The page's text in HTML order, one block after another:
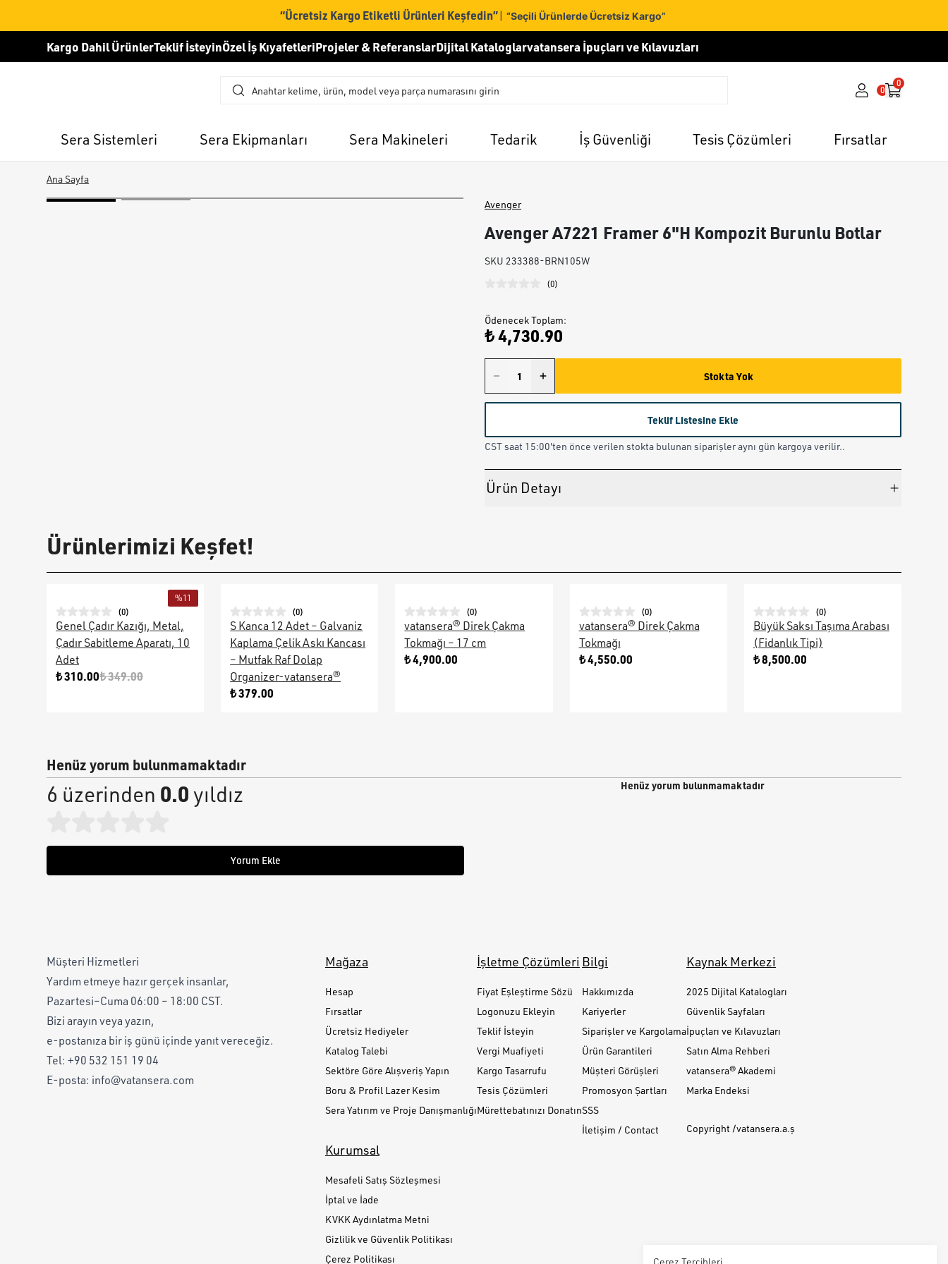
Çerez Tercihleri
“Ücretsiz Kargo Etiketli Ürünleri Keşfedin”| “Seçili Ürünlerde Ücretsiz Kargo”
Kargo Dahil ÜrünlerTeklif İsteyinÖzel İş KıyafetleriProjeler & ReferanslarDijital Kataloglarvatansera İpuçları ve Kılavuzları
0
0
Sera Sistemleri Sera Ekipmanları Sera Makineleri Tedarik İş Güvenliği Tesis Çözümleri Fırsatlar
Ana Sayfa
Avenger
Avenger A7221 Framer 6"H Kompozit Burunlu Botlar
SKU 233388-BRN105W
(0)
Ödenecek Toplam:
₺ 4,730.90
Stokta Yok
Teklif Listesine Ekle
CST saat 15:00'ten önce verilen stokta bulunan siparişler aynı gün kargoya verilir..
Ürün Detayı
Ürünlerimizi Keşfet!
%11
(0)
Genel Çadır Kazığı, Metal,
Çadır Sabitleme Aparatı, 10
Adet
₺ 310.00₺ 349.00
(0)
S Kanca 12 Adet – Galvaniz
Kaplama Çelik Askı Kancası
– Mutfak Raf Dolap
Organizer-vatansera®
₺ 379.00
(0)
vatansera® Direk Çakma
Tokmağı – 17 cm
₺ 4,900.00
(0)
vatansera® Direk Çakma
Tokmağı
₺ 4,550.00
(0)
Büyük Saksı Taşıma Arabası
(Fidanlık Tipi)
₺ 8,500.00
Henüz yorum bulunmamaktadır
6 üzerinden 0.0yıldız
Yorum Ekle
Henüz yorum bulunmamaktadır
Müşteri Hizmetleri
Yardım etmeye hazır gerçek insanlar,
Pazartesi–Cuma 06:00 – 18:00 CST.
Bizi arayın veya yazın,
e-postanıza bir iş günü içinde yanıt vereceğiz.
Tel: +90 532 151 19 04
E-posta: info@vatansera.com
Mağaza
Hesap
Fırsatlar
Ücretsiz Hediyeler
Katalog Talebi
Sektöre Göre Alışveriş Yapın
Boru & Profil Lazer Kesim
Sera Yatırım ve Proje Danışmanlığı
İşletme Çözümleri
Fiyat Eşleştirme Sözü
Logonuzu Ekleyin
Teklif İsteyin
Vergi Muafiyeti
Kargo Tasarrufu
Tesis Çözümleri
Mürettebatınızı Donatın
Bilgi
Hakkımızda
Kariyerler
Siparişler ve Kargolama
Ürün Garantileri
Müşteri Görüşleri
Promosyon Şartları
SSS
İletişim / Contact
Kaynak Merkezi
2025 Dijital Katalogları
Güvenlik Sayfaları
İpuçları ve Kılavuzları
Satın Alma Rehberi
vatansera® Akademi
Marka Endeksi
Copyright /vatansera.a.ş
Kurumsal
Mesafeli Satış Sözleşmesi
İptal ve İade
KVKK Aydınlatma Metni
Gizlilik ve Güvenlik Politikası
Çerez Politikası